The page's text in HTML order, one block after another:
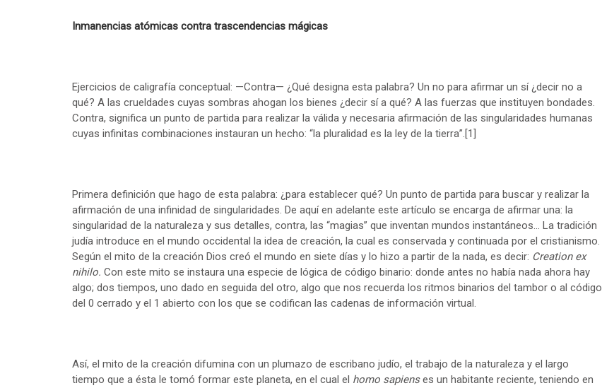
Inmanencias atómicas contra trascendencias mágicas
Ejercicios de caligrafía conceptual: —Contra— ¿Qué designa esta palabra? Un no para afirmar un sí ¿decir no a
qué? A las crueldades cuyas sombras ahogan los bienes ¿decir sí a qué? A las fuerzas que instituyen bondades.
Contra, significa un punto de partida para realizar la válida y necesaria afirmación de las singularidades humanas
cuyas infinitas combinaciones instauran un hecho: “la pluralidad es la ley de la tierra”.[1]
Primera definición que hago de esta palabra: ¿para establecer qué? Un punto de partida para buscar y realizar la
afirmación de una infinidad de singularidades. De aquí en adelante este artículo se encarga de afirmar una: la
singularidad de la naturaleza y sus detalles, contra, las “magias” que inventan mundos instantáneos… La tradición
judía introduce en el mundo occidental la idea de creación, la cual es conservada y continuada por el cristianismo.
Según el mito de la creación Dios creó el mundo en siete días y lo hizo a partir de la nada, es decir: Creation ex
nihilo. Con este mito se instaura una especie de lógica de código binario: donde antes no había nada ahora hay
algo; dos tiempos, uno dado en seguida del otro, algo que nos recuerda los ritmos binarios del tambor o al código
del 0 cerrado y el 1 abierto con los que se codifican las cadenas de información virtual.
Así, el mito de la creación difumina con un plumazo de escribano judío, el trabajo de la naturaleza y el largo
tiempo que a ésta le tomó formar este planeta, en el cual el homo sapienses un habitante reciente, teniendo en